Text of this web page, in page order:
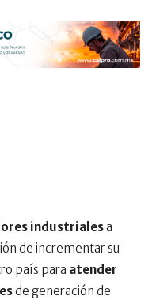
industrialesa
de incrementar su
país para atender
de generación de